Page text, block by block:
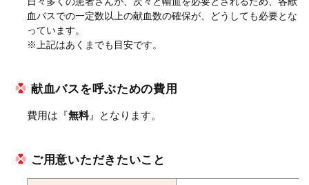
血バスでの一定数以上の献血数の確保が、どうしても必要とな
っています。
※上記はあくまでも目安です。
献血バスを呼ぶための費用
費用は『無料』となります。
ご用意いただきたいこと